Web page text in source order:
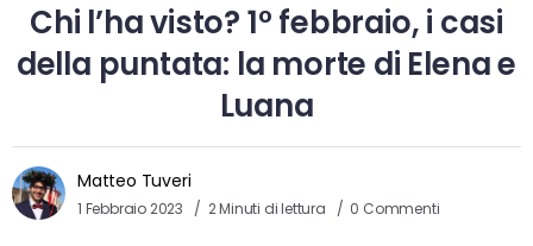
Chi l’ha visto? 1° febbraio, i casi
della puntata: la morte di Elena e
Luana
Matteo Tuveri
1 Febbraio 2023 2 Minuti di lettura 0 Commenti